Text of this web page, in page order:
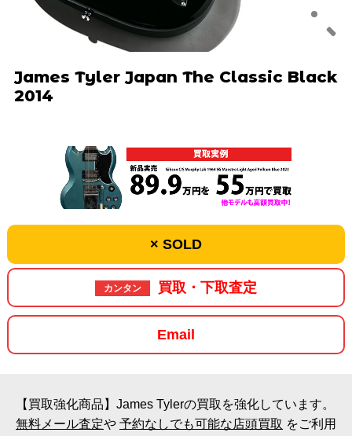
James Tyler Japan The Classic Black
2014
× SOLD
カンタン 買取・下取査定
Email
【買取強化商品】James Tylerの買取を強化しています。
無料メール査定や 予約なしでも可能な店頭買取 をご利用